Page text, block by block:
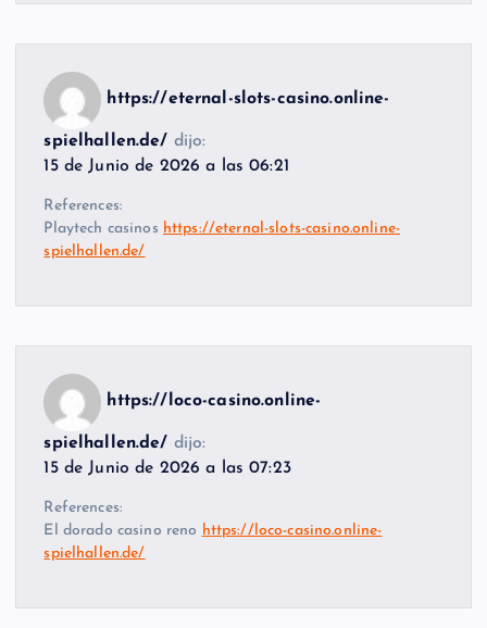
https://eternal-slots-casino.online-
spielhallen.de/ dijo:
15 de Junio de 2026 a las 06:21
References:
Playtech casinos https://eternal-slots-casino.online-
spielhallen.de/
https://loco-casino.online-
spielhallen.de/ dijo:
15 de Junio de 2026 a las 07:23
References:
El dorado casino reno https://loco-casino.online-
spielhallen.de/